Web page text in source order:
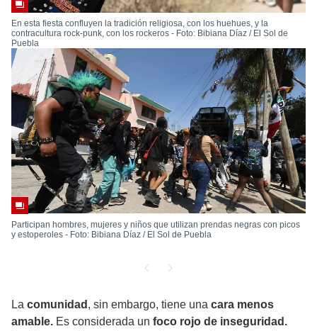
En esta fiesta confluyen la tradición religiosa, con los huehues, y la
contracultura rock-punk, con los rockeros - Foto: Bibiana Díaz / El Sol de
Puebla
Participan hombres, mujeres y niños que utilizan prendas negras con picos
y estoperoles - Foto: Bibiana Díaz / El Sol de Puebla
La comunidad , sin embargo, tiene una cara menos
amable. Es considerada un foco rojo de inseguridad.